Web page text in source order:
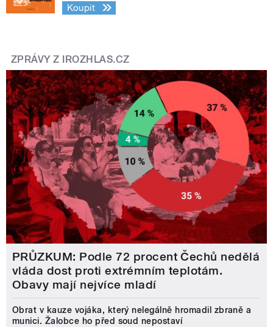
Koupit
ZPRÁVY Z IROZHLAS.CZ
PRŮZKUM: Podle 72 procent Čechů nedělá
vláda dost proti extrémním teplotám.
Obavy mají nejvíce mladí
Obrat v kauze vojáka, který nelegálně hromadil zbraně a
munici. Žalobce ho před soud nepostaví